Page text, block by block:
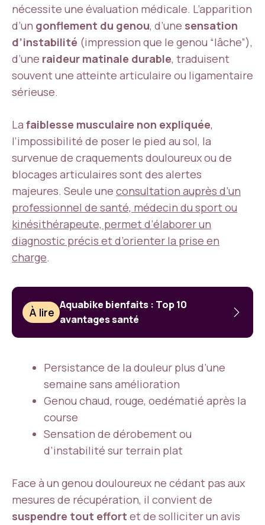
nécessite une évaluation médicale. L’apparition
d’un gonflement du genou, d’une sensation
d’instabilité (impression que le genou “lâche”),
d’une raideur matinale durable, traduisent
souvent une atteinte articulaire ou ligamentaire
sérieuse.
La faiblesse musculaire non expliquée,
l’impossibilité de poser le pied au sol, la
survenue de craquements douloureux ou de
blocages articulaires sont des alertes
majeures. Seule une consultation auprès d’un
professionnel de santé, médecin du sport ou
kinésithérapeute, permet d’élaborer un
diagnostic précis et d’orienter la prise en
charge.
À lire
Aquabike bienfaits : Top 10
avantages santé
Persistance de la douleur plus d’une
semaine sans amélioration
Genou chaud, rouge, oedématié après la
course
Sensation de dérobement ou
d’instabilité sur terrain plat
Face à un genou douloureux ne cédant pas aux
mesures de récupération, il convient de
suspendre tout effort et de solliciter un avis